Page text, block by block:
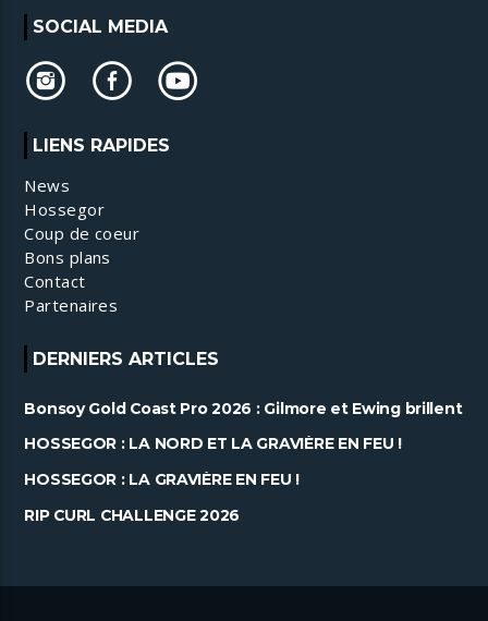
SOCIAL MEDIA
LIENS RAPIDES
News
Hossegor
Coup de coeur
Bons plans
Contact
Partenaires
DERNIERS ARTICLES
Bonsoy Gold Coast Pro 2026 : Gilmore et Ewing brillent
HOSSEGOR : LA NORD ET LA GRAVIÈRE EN FEU !
HOSSEGOR : LA GRAVIÈRE EN FEU !
RIP CURL CHALLENGE 2026